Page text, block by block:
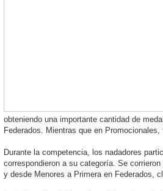
obteniendo una importante cantidad de
Federados. Mientras que en
Durante la competencia, los nadadores
correspondieron a su categoría. Se
y desde Menores a Primera en Federados,